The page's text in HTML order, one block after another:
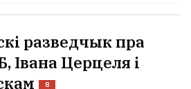
разведчык пра
Івана Церцеля і
8